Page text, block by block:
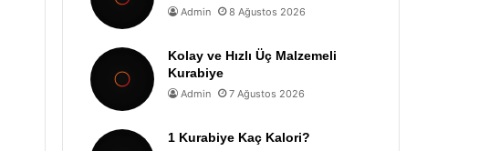
Admin 8 Ağustos 2026
Kolay ve Hızlı Üç Malzemeli
Kurabiye
Admin 7 Ağustos 2026
1 Kurabiye Kaç Kalori?